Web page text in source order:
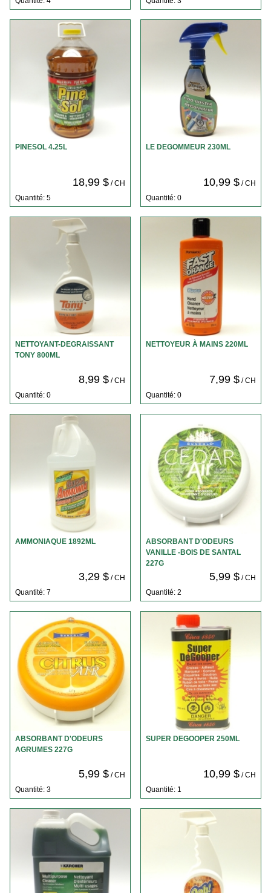
PINESOL 4.25L
18,99 $/ CH
Quantité: 5
LE DEGOMMEUR 230ML
10,99 $/ CH
Quantité: 0
NETTOYANT-DEGRAISSANT
TONY 800ML
8,99 $/ CH
Quantité: 0
NETTOYEUR À MAINS 220ML
7,99 $/ CH
Quantité: 0
AMMONIAQUE 1892ML
3,29 $/ CH
Quantité: 7
ABSORBANT D'ODEURS
VANILLE -BOIS DE SANTAL
227G
5,99 $/ CH
Quantité: 2
ABSORBANT D'ODEURS
AGRUMES 227G
5,99 $/ CH
Quantité: 3
SUPER DEGOOPER 250ML
10,99 $/ CH
Quantité: 1